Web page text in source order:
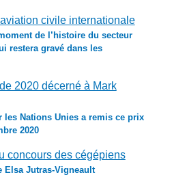
civile internationale
de l’histoire du secteur
restera gravé dans les
2020 décerné à Mark
les Nations Unies a remis ce prix
2020
concours des cégépiens
Elsa Jutras-Vigneault